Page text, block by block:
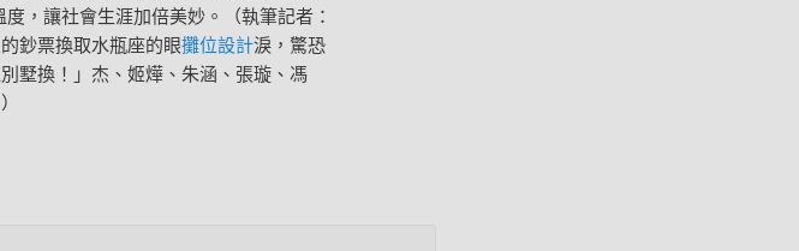
，讓社會生涯加倍美妙。（執筆記者：
鈔票換取水瓶座的眼攤位設計淚，驚恐
墅換！」杰、姬燁、朱涵、張璇、馮